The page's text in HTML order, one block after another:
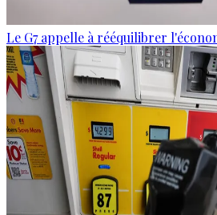
Le G7 appelle à rééquilibrer